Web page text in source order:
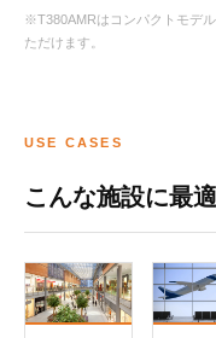
※T380AMRはコンパクトモデ
ただけます。
USE CASES
こんな施設に最